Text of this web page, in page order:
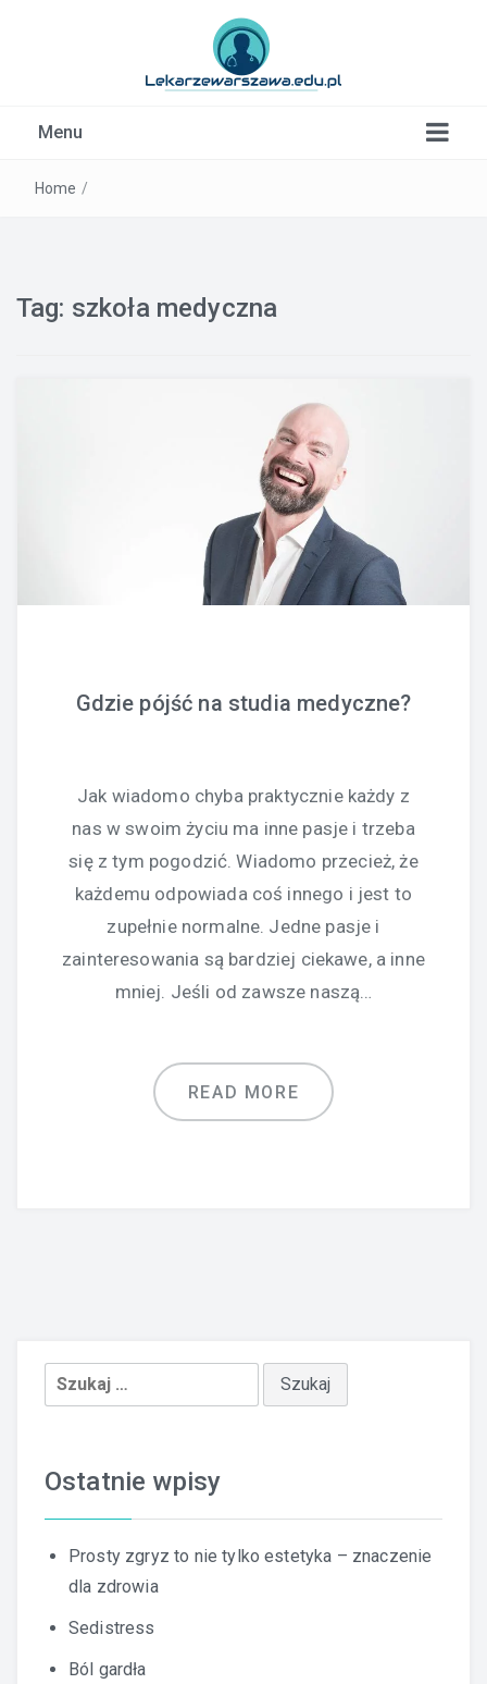
Menu
Home /
Tag: szkoła medyczna
Gdzie pójść na studia medyczne?
Jak wiadomo chyba praktycznie każdy z
nas w swoim życiu ma inne pasje i trzeba
się z tym pogodzić. Wiadomo przecież, że
każdemu odpowiada coś innego i jest to
zupełnie normalne. Jedne pasje i
zainteresowania są bardziej ciekawe, a inne
mniej. Jeśli od zawsze naszą…
READ MORE
Szukaj:
Ostatnie wpisy
Prosty zgryz to nie tylko estetyka – znaczenie
dla zdrowia
Sedistress
Ból gardła